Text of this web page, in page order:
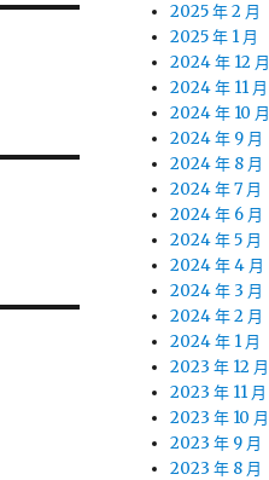
2025 年 2 月
2025 年 1 月
2024 年 12 月
2024 年 11 月
2024 年 10 月
2024 年 9 月
2024 年 8 月
2024 年 7 月
2024 年 6 月
2024 年 5 月
2024 年 4 月
2024 年 3 月
2024 年 2 月
2024 年 1 月
2023 年 12 月
2023 年 11 月
2023 年 10 月
2023 年 9 月
2023 年 8 月